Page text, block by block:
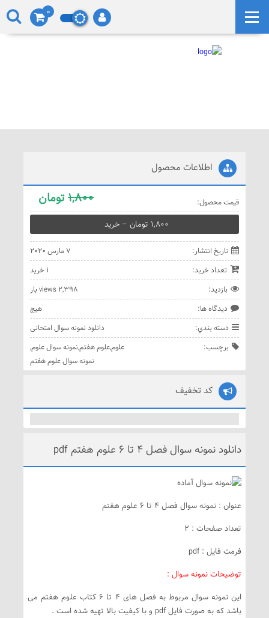
اطلاعات محصول
قيمت محصول: 1,800تومان
1,800 تومان – خريد
تاريخ انتشار:
7 مارس 2020
تعداد خريد:
1 خريد
بازديد:
2,398 views بار
ديدگاه ها:
هيچ
دسته بندي:
دانلود نمونه سوال امتحانی
برچسب:
علوم,علوم هفتم,نمونه سوال علوم,
نمونه سوال علوم هفتم
کد تخفیف
دانلود نمونه سوال فصل 4 تا 6 علوم هفتم pdf
عنوان : نمونه سوال فصل 4 تا 6 علوم هفتم
تعداد صفحات : 2
فرمت فایل : pdf
توضیحات نمونه سوال :
این نمونه سوال مربوط به فصل های 4 تا 6 کتاب علوم هفتم می
باشد که به صورت فایل pdf و با کیفیت بالا تهیه شده است .
0